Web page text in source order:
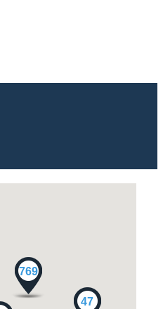
769
47